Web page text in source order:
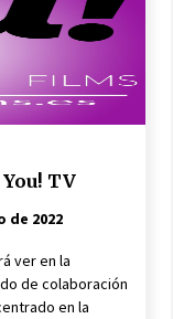
TV
de 2022
ver en la
de colaboración
en la